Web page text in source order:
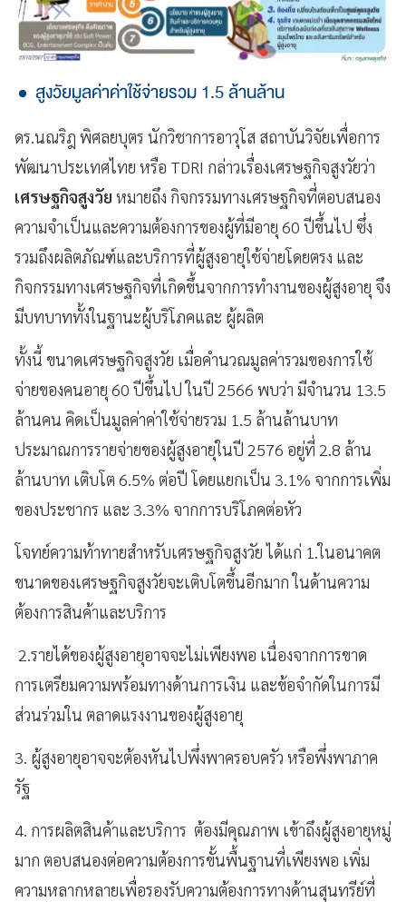
สูงวัยมูลค่าค่าใช้จ่ายรวม 1.5 ล้านล้าน
ดร.นณริฎ พิศลยบุตร นักวิชาการอาวุโส สถาบันวิจัยเพื่อการ
พัฒนาประเทศไทย หรือ TDRI กล่าวเรื่องเศรษฐกิจสูงวัยว่า
เศรษฐกิจสูงวัย หมายถึง กิจกรรมทางเศรษฐกิจที่ตอบสนอง
ความจำเป็นและความต้องการของผู้ที่มีอายุ 60 ปีขึ้นไป ซึ่ง
รวมถึงผลิตภัณฑ์และบริการที่ผู้สูงอายุใช้จ่ายโดยตรง และ
กิจกรรมทางเศรษฐกิจที่เกิดขึ้นจากการทำงานของผู้สูงอายุ จึง
มีบทบาททั้งในฐานะผู้บริโภคและ ผู้ผลิต
ทั้งนี้ ขนาดเศรษฐกิจสูงวัย เมื่อคำนวณมูลค่ารวมของการใช้
จ่ายของคนอายุ 60 ปีขึ้นไป ในปี 2566 พบว่า มีจำนวน 13.5
ล้านคน คิดเป็นมูลค่าค่าใช้จ่ายรวม 1.5 ล้านล้านบาท
ประมาณการรายจ่ายของผู้สูงอายุในปี 2576 อยู่ที่ 2.8 ล้าน
ล้านบาท เติบโต 6.5% ต่อปี โดยแยกเป็น 3.1% จากการเพิ่ม
ของประชากร และ 3.3% จากการบริโภคต่อหัว
โจทย์ความท้าทายสำหรับเศรษฐกิจสูงวัย ได้แก่ 1.ในอนาคต
ขนาดของเศรษฐกิจสูงวัยจะเติบโตขึ้นอีกมาก ในด้านความ
ต้องการสินค้าและบริการ
2.รายได้ของผู้สูงอายุอาจจะไม่เพียงพอ เนื่องจากการขาด
การเตรียมความพร้อมทางด้านการเงิน และข้อจำกัดในการมี
ส่วนร่วมใน ตลาดแรงงานของผู้สูงอายุ
3. ผู้สูงอายุอาจจะต้องหันไปพึ่งพาครอบครัว หรือพึ่งพาภาค
รัฐ
4. การผลิตสินค้าและบริการ ต้องมีคุณภาพ เข้าถึงผู้สูงอายุหมู่
มาก ตอบสนองต่อความต้องการขั้นพื้นฐานที่เพียงพอ เพิ่ม
ความหลากหลายเพื่อรองรับความต้องการทางด้านสุนทรีย์ที่